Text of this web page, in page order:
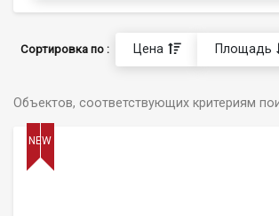
Сортировка по : Цена Площадь
Объектов, соответствующих критериям
NEW